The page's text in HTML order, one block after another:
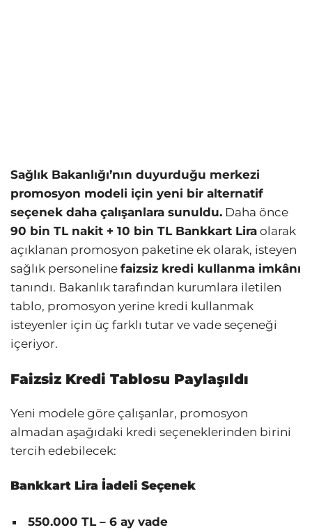
Sağlık Bakanlığı’nın duyurduğu merkezi
promosyon modeli için yeni bir alternatif
seçenek daha çalışanlara sunuldu. Daha önce
90 bin TL nakit + 10 bin TL Bankkart Lira olarak
açıklanan promosyon paketine ek olarak, isteyen
sağlık personeline faizsiz kredi kullanma imkânı
tanındı. Bakanlık tarafından kurumlara iletilen
tablo, promosyon yerine kredi kullanmak
isteyenler için üç farklı tutar ve vade seçeneği
içeriyor.
Faizsiz Kredi Tablosu Paylaşıldı
Yeni modele göre çalışanlar, promosyon
almadan aşağıdaki kredi seçeneklerinden birini
tercih edebilecek:
Bankkart Lira İadeli Seçenek
550.000 TL – 6 ay vade